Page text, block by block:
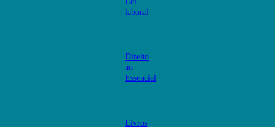
laboral
Direito
ao
Essencial
Livros